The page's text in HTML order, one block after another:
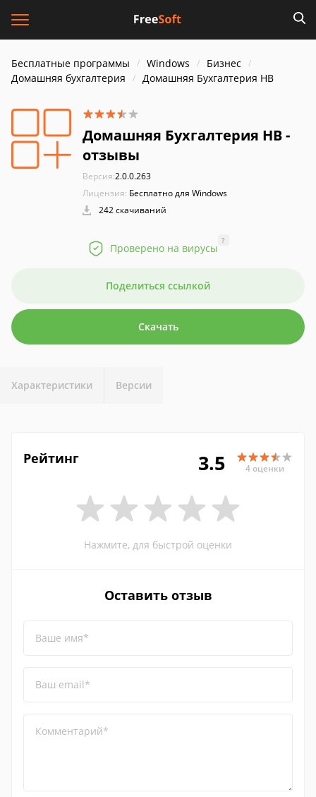
Бесплатные программы Windows
Бизнес
Домашняя бухгалтерия
Домашняя Бухгалтерия HB
Домашняя Бухгалтерия HB -
отзывы
Версия:2.0.0.263
Лицензия: Бесплатно для Windows
242 скачиваний
Проверено на вирусы
?
Поделиться ссылкой
Скачать
Характеристики Версии
Рейтинг 3.5 4 оценки
Нажмите, для быстрой оценки
Оставить отзыв
Ваше имя*
Ваш email*
Комментарий*